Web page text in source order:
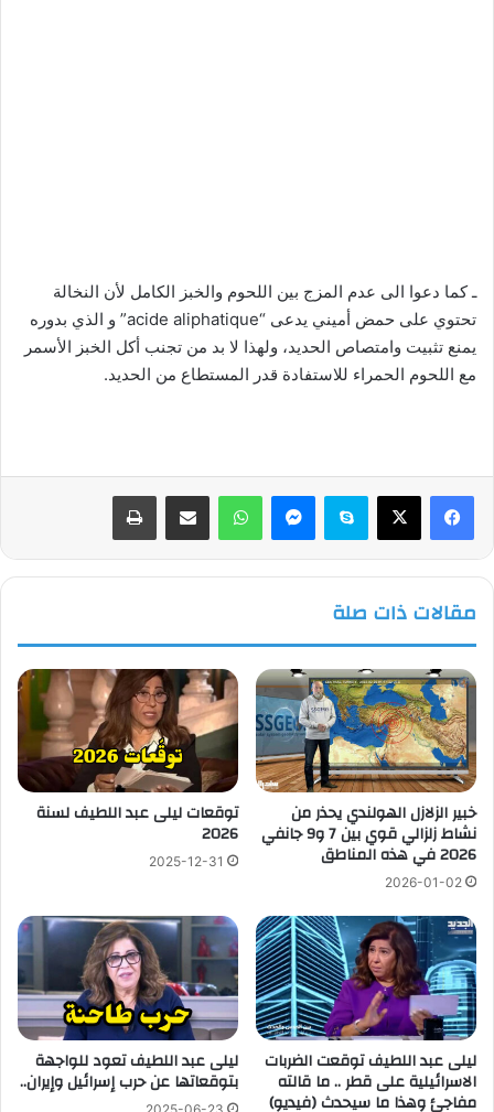
ـ كما دعوا الى عدم المزج بين اللحوم والخبز الكامل لأن النخالة
تحتوي على حمض أميني يدعى “acide aliphatique” و الذي بدوره
يمنع تثبيت وامتصاص الحديد، ولهذا لا بد من تجنب أكل الخبز الأسمر
مع اللحوم الحمراء للاستفادة قدر المستطاع من الحديد.
فيسبوك سكايب واتساب
مقالات ذات صلة
خبير الزلازل الهولندي يحذر من
نشاط زلزالي قوي بين 7 و9 جانفي
2026 في هذه المناطق
2026-01-02
توقعات ليلى عبد اللطيف لسنة
2026
2025-12-31
ليلى عبد اللطيف توقعت الضربات
الاسرائيلية على قطر .. ما قالته
مفاجئ وهذا ما سيحدث (فيديو)
ليلى عبد اللطيف تعود للواجهة
بتوقعاتها عن حرب إسرائيل وإيران..